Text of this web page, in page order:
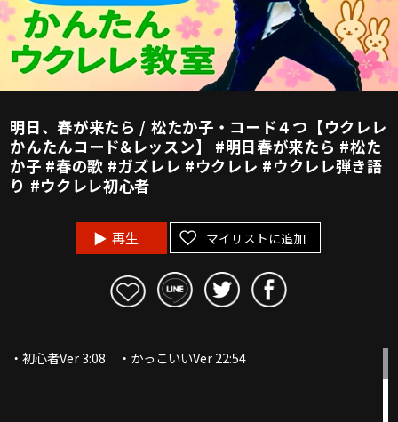
明日、春が来たら / 松たか子・コード４つ【ウクレレ
かんたんコード&レッスン】 #明日春が来たら #松た
か子 #春の歌 #ガズレレ #ウクレレ #ウクレレ弾き語
り #ウクレレ初心者
再生 マイリストに追加
・初心者Ver 3:08 ・かっこいいVer 22:54